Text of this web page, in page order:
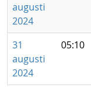
augusti
2024
31
augusti
2024
05:10